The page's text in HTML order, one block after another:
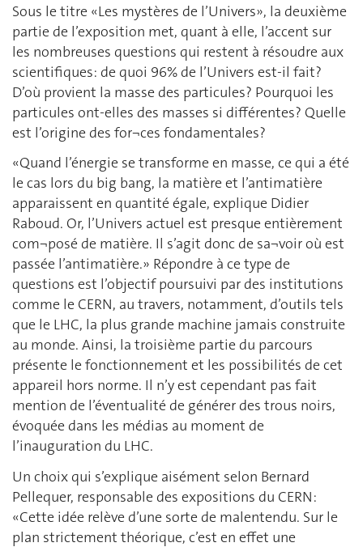
Sous le titre «Les mystères de l’Univers», la deuxième
partie de l’exposition met, quant à elle, l’accent sur
les nombreuses questions qui restent à résoudre aux
scientifiques: de quoi 96% de l’Univers est-il fait?
D’où provient la masse des particules? Pourquoi les
particules ont-elles des masses si différentes? Quelle
est l’origine des for¬ces fondamentales?
«Quand l’énergie se transforme en masse, ce qui a été
le cas lors du big bang, la matière et l’antimatière
apparaissent en quantité égale, explique Didier
Raboud. Or, l’Univers actuel est presque entièrement
com¬posé de matière. Il s’agit donc de sa¬voir où est
passée l’antimatière.» Répondre à ce type de
questions est l’objectif poursuivi par des institutions
comme le CERN, au travers, notamment, d’outils tels
que le LHC, la plus grande machine jamais construite
au monde. Ainsi, la troisième partie du parcours
présente le fonctionnement et les possibilités de cet
appareil hors norme. Il n’y est cependant pas fait
mention de l’éventualité de générer des trous noirs,
évoquée dans les médias au moment de
l’inauguration du LHC.
Un choix qui s’explique aisément selon Bernard
Pellequer, responsable des expositions du CERN:
«Cette idée relève d’une sorte de malentendu. Sur le
plan strictement théorique, c’est en effet une